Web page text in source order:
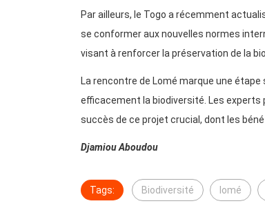
Par ailleurs, le Togo a récemment
se conformer aux nouvelles normes
visant à renforcer la préservation de la
La rencontre de Lomé marque une
efficacement la biodiversité. Les
succès de ce projet crucial, dont les
Djamiou Aboudou
Tags: Biodiversité lomé